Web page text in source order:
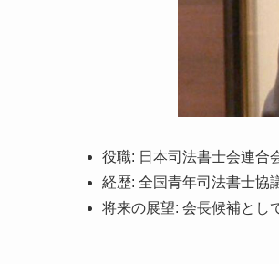
役職: 日本司法書士会連合
経歴: 全国青年司法書士協
将来の展望: 会長候補とし